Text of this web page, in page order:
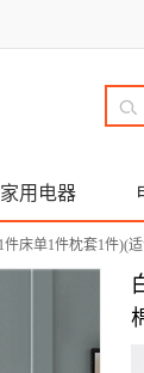
家用电器
床单1件枕套1件)(